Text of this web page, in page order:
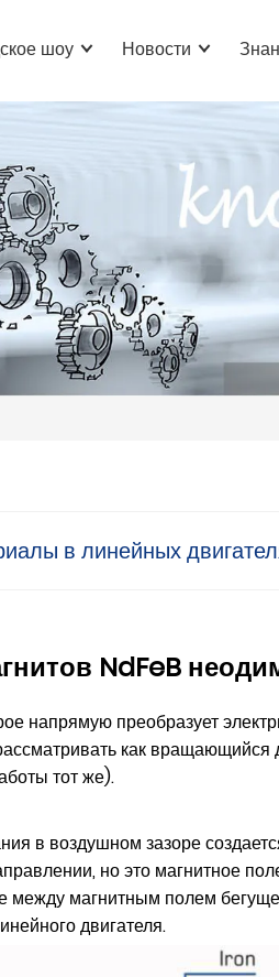
шоу Новости
в линейных
NdFeB
напрямую преобразует
как вращающийся
тот же).
в воздушном зазоре
но это магнитное
магнитным полем
двигателя.